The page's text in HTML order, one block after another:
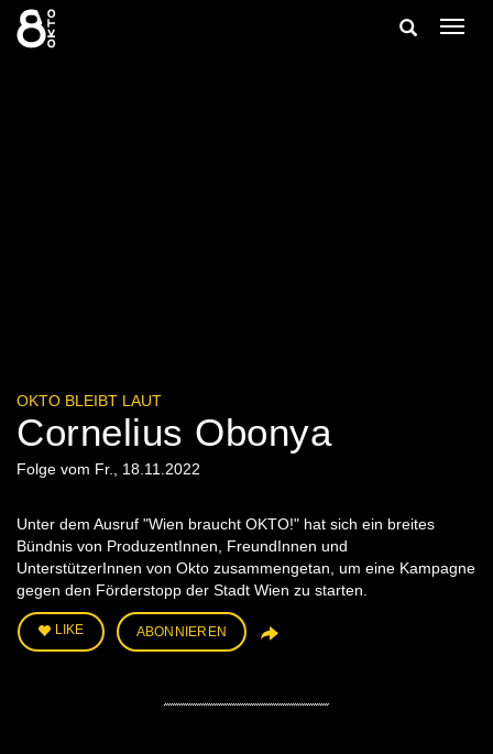
Zum
Inhalt
springen
Suche
OKTO BLEIBT LAUT
Cornelius Obonya
Folge vom Fr., 18.11.2022
Unter dem Ausruf "Wien braucht OKTO!" hat sich ein breites
Bündnis von ProduzentInnen, FreundInnen und
UnterstützerInnen von Okto zusammengetan, um eine Kampagne
gegen den Förderstopp der Stadt Wien zu starten.
LIKE ABONNIEREN